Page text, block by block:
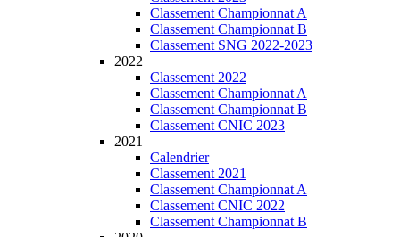
Classement Championnat A
Classement Championnat B
Classement SNG 2022-2023
2022
Classement 2022
Classement Championnat A
Classement Championnat B
Classement CNIC 2023
2021
Calendrier
Classement 2021
Classement Championnat A
Classement CNIC 2022
Classement Championnat B